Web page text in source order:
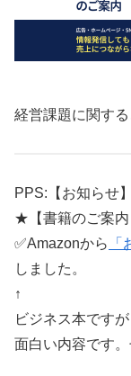
経営課題に関す
PPS:【お知らせ】
★【書籍のご案内
✅Amazonから
しました。
↑
ビジネス本です
面白い内容です。